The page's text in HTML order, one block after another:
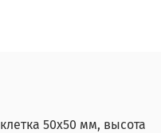
50х50 мм, высота